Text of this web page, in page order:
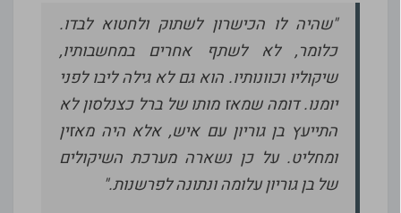
"שהיה לו הכישרון לשתוק ולחטוא לבדו.
כלומר, לא לשתף אחרים במחשבותיו,
שיקוליו וכוונותיו. הוא גם לא גילה ליבו לפני
יומנו. דומה שמאז מותו של ברל כצנלסון לא
התייעץ בן גוריון עם איש, אלא היה מאזין
ומחליט. על כן נשארה מערכת השיקולים
של בן גוריון עלומה ונתונה לפרשנות."